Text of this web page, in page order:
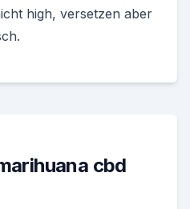
high, versetzen aber
cbd